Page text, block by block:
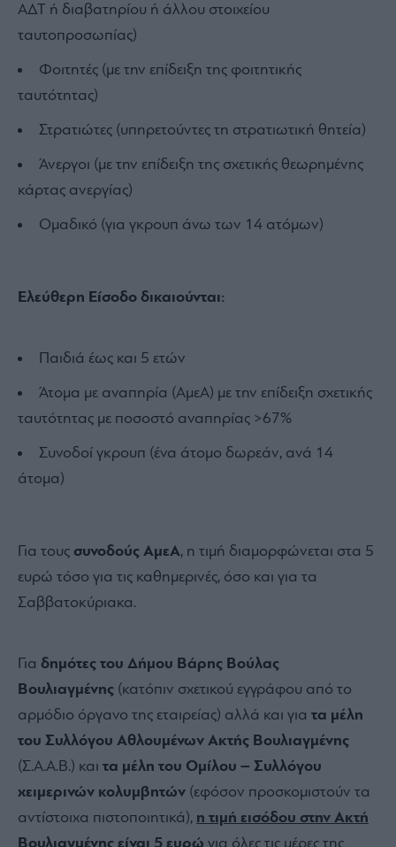
ΑΔΤ ή διαβατηρίου ή άλλου στοιχείου
ταυτοπροσωπίας)
Φοιτητές (με την επίδειξη της φοιτητικής
ταυτότητας)
Στρατιώτες (υπηρετούντες τη στρατιωτική θητεία)
Άνεργοι (με την επίδειξη της σχετικής θεωρημένης
κάρτας ανεργίας)
Ομαδικό (για γκρουπ άνω των 14 ατόμων)
Ελεύθερη Είσοδο δικαιούνται:
Παιδιά έως και 5 ετών
Άτομα με αναπηρία (ΑμεΑ) με την επίδειξη σχετικής
ταυτότητας με ποσοστό αναπηρίας >67%
Συνοδοί γκρουπ (ένα άτομο δωρεάν, ανά 14
άτομα)
Για τους συνοδούς ΑμεΑ, η τιμή διαμορφώνεται στα 5
ευρώ τόσο για τις καθημερινές, όσο και για τα
Σαββατοκύριακα.
Για δημότες του Δήμου Βάρης Βούλας
Βουλιαγμένης (κατόπιν σχετικού εγγράφου από το
αρμόδιο όργανο της εταιρείας) αλλά και για τα μέλη
του Συλλόγου Αθλουμένων Ακτής Βουλιαγμένης
(Σ.Α.Α.Β.) και τα μέλη του Ομίλου – Συλλόγου
χειμερινών κολυμβητών (εφόσον προσκομιστούν τα
αντίστοιχα πιστοποιητικά), η τιμή εισόδου στην Ακτή
Βουλιαγμένης είναι 5 ευρώ για όλες τις μέρες της